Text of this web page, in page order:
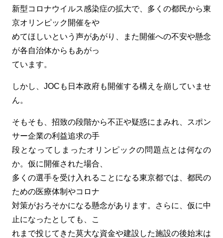
新型コロナウイルス感染症の拡大で、多くの都民から東
京オリンピック開催をや
めてほしいという声があがり、また開催への不安や懸念
が各自治体からもあがっ
ています。
しかし、JOCも日本政府も開催する構えを崩していませ
ん。
そもそも、招致の段階から不正や疑惑にまみれ、スポン
サー企業の利益追求の手
段となってしまったオリンピックの問題点とは何なの
か。仮に開催された場合、
多くの選手を受け入れることになる東京都では、都民の
ための医療体制やコロナ
対策がおろそかになる懸念があります。さらに、仮に中
止になったとしても、こ
れまで投じてきた莫大な資金や建設した施設の後始末は